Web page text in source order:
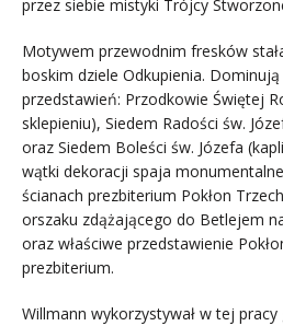
przez siebie mistyki Trójcy
Motywem przewodnim fresków
boskim dziele Odkupienia.
przedstawień: Przodkowie Świętej
sklepieniu), Siedem Radości św.
oraz Siedem Boleści św. Józefa
wątki dekoracji spaja
ścianach prezbiterium Pokłon
orszaku zdążającego do Betlejem
oraz właściwe przedstawienie
prezbiterium.
Willmann wykorzystywał w tej